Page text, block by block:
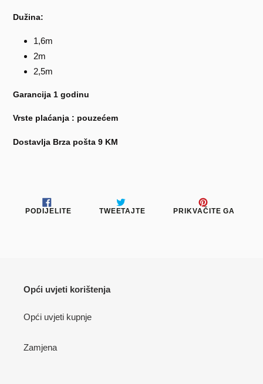
Dužina:
1,6m
2m
2,5m
Garancija 1 godinu
Vrste plaćanja : pouzećem
Dostavlja Brza pošta 9 KM
PODIJELITEPODIJELITETWEETAJTE TWEETAJTEPRIKVAČITE GA
Opći uvjeti korištenja
Opći uvjeti kupnje
Zamjena